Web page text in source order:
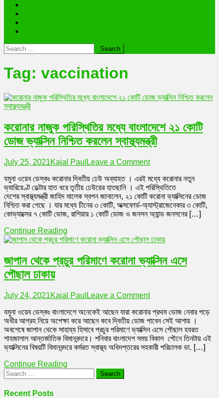
Search
for:
Tag: vaccination
করোনার নাজুক পরিস্থিতির মধ্যে বাংলাদেশে ২১ কোটি
ডোজ ভ্যাক্সিন নিশ্চিত করলেন স্বাস্থ্যমন্ত্রী
July 25, 2021Kajal Paul Leave a Commenton
নাজুক
পরিস্থিতির
মধ্যে
বাংলাদেশে
২১
ভ্যাক্সিন
করলেন
স্বাস্থ্যমন্ত্রী
যমুনা ওয়েব ডেস্কঃ করোনার দ্বিতীয় ঢেউ অব্যাহত । এরই মধ্যে করোনার নতুন
ভ্যারিয়েণ্ট ডেল্টার হাত ধরে তৃতীয় ঢেউয়ের হাতছানি । এই পরিস্থিতিতে
দেশের স্বাস্থ্যমন্ত্রী জাহিদ মালেক স্বপন জানালেন, ২১ কোটি করোনা ভ্যাক্সিনের ডোজ
নিশ্চিত করা গেছে । যার মধ্যে চীনের ৩ কোটি, অক্সফোর্ড-অ্যাস্ট্রাজেনেকার ৩ কোটি,
কোভ্যাক্সের ৭ কোটি ডোজ, রাশিয়ার ১ কোটি ডোজ ও জনসন অ্যান্ড জনসনের […]
Continue Reading
জাপান থেকে প্রচুর পরিমাণে করোনা ভ্যাক্সিন এসে
পৌছাল ঢাকায়
July 24, 2021Kajal Paul Leave a Commenton
থেকে
প্রচুর
পরিমাণে
করোনা
ভ্যাক্সিন
যমুনা ওয়েব ডেস্কঃ বাংলাদেশে অনেকেই আছেন যারা করোনার প্রথম ডোজ নেবার পড়ে
অধীর আগ্রহ নিয়ে অপেক্ষা করে আছেন কবে দ্বিতীয় ডোজ পাবেন সেই আশায় ।
অবশেষে জাপান থেকে সাহায্য হিসাবে প্রচুর পরিমাণে ভ্যাক্সিন এসে পৌছাল হযরত
শাহজালাল আন্তর্জাতিক বিমানবন্দরে। শনিবার বাংলাদেশ সময় বিকাল পৌনে তিনটায় এই
ভ্যাক্সিনের বিষয়টি বিমানবন্দরে কর্মরত স্বাস্থ্য অধিদপ্তরের সহকারী পরিচালক ডা. […]
Continue Reading
Search
for:
Recent Posts